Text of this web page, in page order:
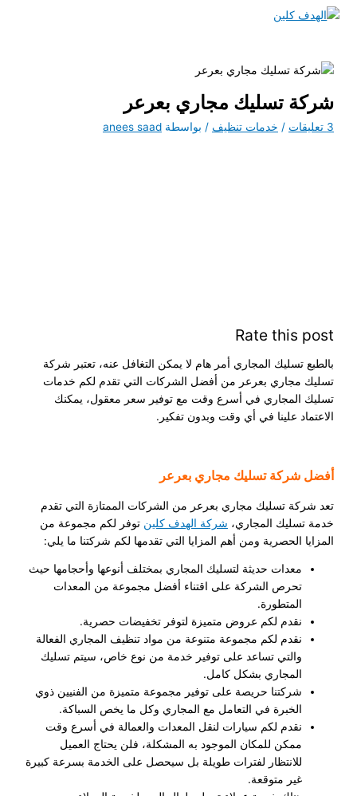
تخطي
شركة تسليك مجاري بعرعر
3 تعليقات / خدمات تنظيف / بواسطة anees saad
Rate this post
بالطبع تسليك المجاري أمر هام لا يمكن التغافل عنه، تعتبر شركة
تسليك مجاري بعرعر من أفضل الشركات التي تقدم لكم خدمات
تسليك المجاري في أسرع وقت مع توفير سعر معقول، يمكنك
الاعتماد علينا في أي وقت وبدون تفكير.
أفضل شركة تسليك مجاري بعرعر
تعد شركة تسليك مجاري بعرعر من الشركات الممتازة التي تقدم
خدمة تسليك المجاري، شركة الهدف كلين توفر لكم مجموعة من
المزايا الحصرية ومن أهم المزايا التي تقدمها لكم شركتنا ما يلي:
معدات حديثة لتسليك المجاري بمختلف أنوعها وأحجامها حيث
تحرص الشركة على اقتناء أفضل مجموعة من المعدات
المتطورة.
نقدم لكم عروض متميزة لتوفر تخفيضات حصرية.
نقدم لكم مجموعة متنوعة من مواد تنظيف المجاري الفعالة
والتي تساعد على توفير خدمة من نوع خاص، سيتم تسليك
المجاري بشكل كامل.
شركتنا حريصة على توفير مجموعة متميزة من الفنيين ذوي
الخبرة في التعامل مع المجاري وكل ما يخص السباكة.
نقدم لكم سيارات لنقل المعدات والعمالة في أسرع وقت
ممكن للمكان الموجود به المشكلة، فلن يحتاج العميل
للانتظار لفترات طويلة بل سيحصل على الخدمة بسرعة كبيرة
غير متوقعة.